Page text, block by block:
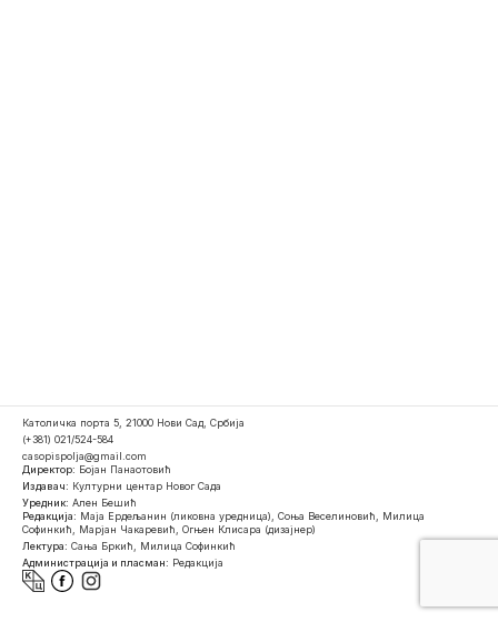
Католичка порта 5, 21000 Нови Сад, Србија
(+381) 021/524-584
casopispolja@gmail.com
Директор: Бојан Панаотовић
Издавач: Културни центар Новог Сада
Уредник: Ален Бешић
Редакција: Маја Ердељанин (ликовна уредница), Соња Веселиновић, Милица
Софинкић, Марјан Чакаревић, Огњен Клисара (дизајнер)
Лектура: Сања Бркић, Милица Софинкић
Администрација и пласман: Редакција